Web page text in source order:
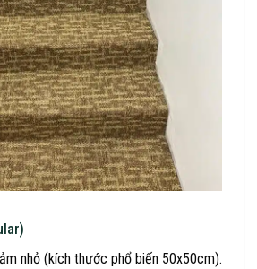
nhỏ (kích thước phổ biến 50x50cm).